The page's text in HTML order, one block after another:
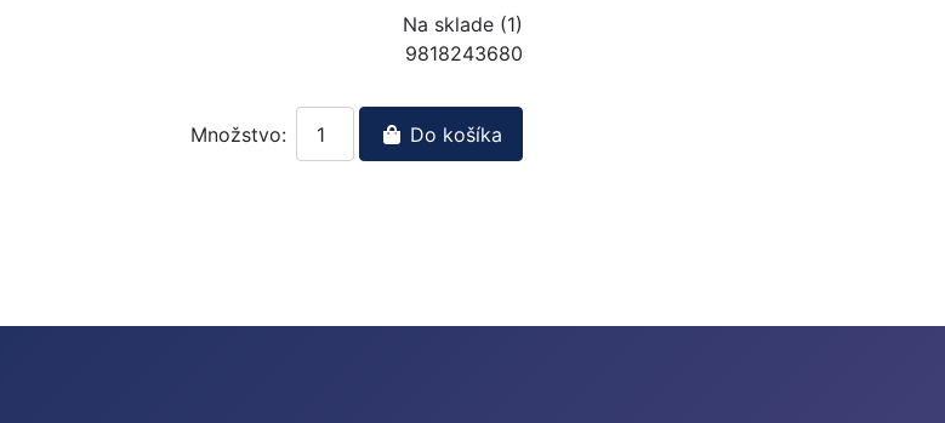
Na sklade (1)
9818243680
Množstvo: Do košíka